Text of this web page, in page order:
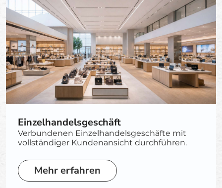
Einzelhandelsgeschäft
Verbundenen Einzelhandelsgeschäfte mit
vollständiger Kundenansicht durchführen.
Mehr erfahren